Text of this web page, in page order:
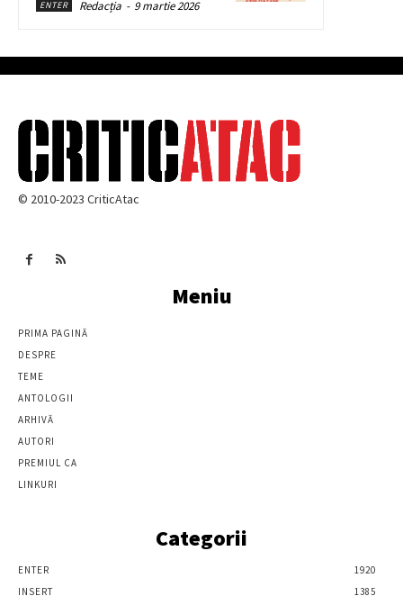
ENTER Redacția - 9 martie 2026
© 2010-2023 CriticAtac
Meniu
PRIMA PAGINĂ
DESPRE
TEME
ANTOLOGII
ARHIVĂ
AUTORI
PREMIUL CA
LINKURI
Categorii
ENTER
1920
INSERT
1385